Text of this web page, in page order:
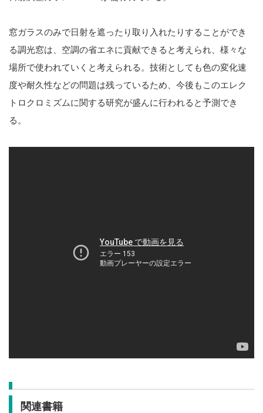
窓ガラスのみで日射を遮ったり取り入れたりすることができ
る調光窓は、空調の省エネに貢献できると考えられ、様々な
場所で使われていくと考えられる。技術としても色の変化速
度や耐久性などの問題は残っているため、今後もこのエレク
トロクロミズムに関する研究が盛んに行われると予測でき
る。
関連書籍